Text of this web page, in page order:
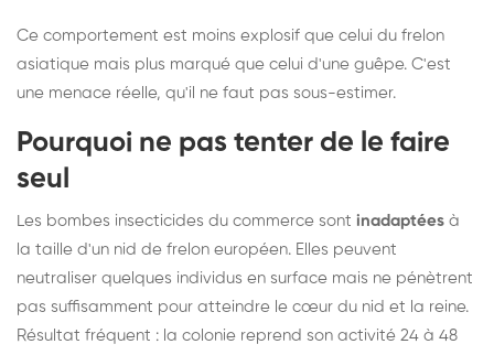
Ce comportement est moins explosif que celui du frelon
asiatique mais plus marqué que celui d'une guêpe. C'est
une menace réelle, qu'il ne faut pas sous-estimer.
Pourquoi ne pas tenter de le faire
seul
Les bombes insecticides du commerce sont inadaptées à
la taille d'un nid de frelon européen. Elles peuvent
neutraliser quelques individus en surface mais ne pénètrent
pas suffisamment pour atteindre le cœur du nid et la reine.
Résultat fréquent : la colonie reprend son activité 24 à 48